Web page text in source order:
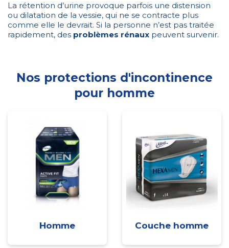
La rétention d’urine provoque parfois une distension
ou dilatation de la vessie, qui ne se contracte plus
comme elle le devrait. Si la personne n’est pas traitée
rapidement, des problèmes rénaux peuvent survenir.
Nos protections d'incontinence
pour homme
Homme Couche homme